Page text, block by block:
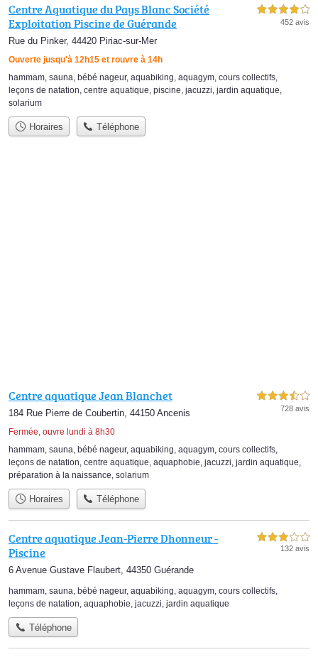
Centre Aquatique du Pays Blanc Société
Exploitation Piscine de Guérande
Rue du Pinker, 44420 Piriac-sur-Mer
Ouverte jusqu'à 12h15 et rouvre à 14h
4,0 étoiles sur 5
452 avis
hammam, sauna, bébé nageur, aquabiking, aquagym, cours collectifs,
leçons de natation, centre aquatique, piscine, jacuzzi, jardin aquatique,
solarium
Horaires Téléphone
Centre aquatique Jean Blanchet
184 Rue Pierre de Coubertin, 44150 Ancenis
Fermée, ouvre lundi à 8h30
3,5 étoiles sur 5
728 avis
hammam, sauna, bébé nageur, aquabiking, aquagym, cours collectifs,
leçons de natation, centre aquatique, aquaphobie, jacuzzi, jardin aquatique,
préparation à la naissance, solarium
Horaires Téléphone
Centre aquatique Jean-Pierre Dhonneur -
Piscine
6 Avenue Gustave Flaubert, 44350 Guérande
3,0 étoiles sur 5
132 avis
hammam sauna bébé nageur, aquabiking aquagym cours collectifs
leçons de natation aquaphobie jacuzzi jardin aquatique
Téléphone